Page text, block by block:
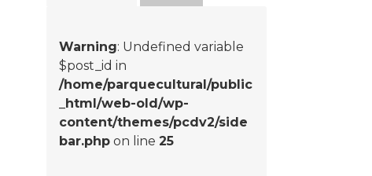
Warning: Undefined variable
$post_id in
/home/parquecultural/public
_html/web-old/wp-
content/themes/pcdv2/side
bar.php on line25